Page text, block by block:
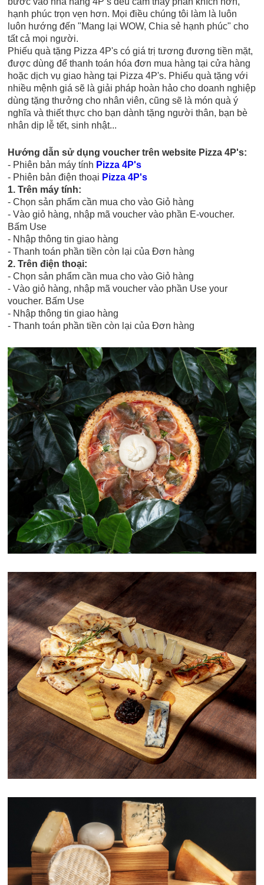
hạnh phúc trọn vẹn hơn. Mọi điều chúng tôi làm là luôn
luôn hướng đến "Mang lại WOW, Chia sẻ hạnh phúc" cho
tất cả mọi người.
Phiếu quà tặng Pizza 4P's có giá trị tương đương tiền mặt,
được dùng để thanh toán hóa đơn mua hàng tại cửa hàng
hoặc dịch vụ giao hàng tại Pizza 4P's. Phiếu quà tặng với
nhiều mệnh giá sẽ là giải pháp hoàn hảo cho doanh nghiệp
dùng tặng thưởng cho nhân viên, cũng sẽ là món quà ý
nghĩa và thiết thực cho bạn dành tặng người thân, bạn bè
nhân dịp lễ tết, sinh nhật...
Hướng dẫn sử dụng voucher trênwebsite Pizza 4P's:
- Phiên bản máy tính Pizza 4P's
- Phiên bản điện thoại Pizza 4P's
1. Trên máy tính:
- Chọn sản phẩm cần mua cho vào Giỏ hàng
- Vào giỏ hàng, nhập mã voucher vào phần E-voucher.
Bấm Use
- Nhập thông tin giao hàng
- Thanh toán phần tiền còn lại của Đơn hàng
2. Trên điện thoại:
- Chọn sản phẩm cần mua cho vào Giỏ hàng
- Vào giỏ hàng, nhập mã voucher vào phần Use your
voucher. Bấm Use
- Nhập thông tin giao hàng
- Thanh toán phần tiền còn lại của Đơn hàng